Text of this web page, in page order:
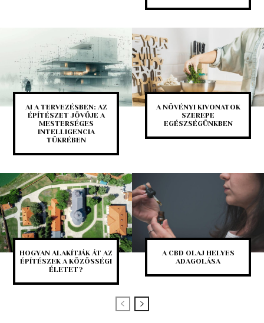
AI A TERVEZÉSBEN: AZ
ÉPÍTÉSZET JÖVŐJE A
MESTERSÉGES
INTELLIGENCIA
TÜKRÉBEN
A NÖVÉNYI KIVONATOK
SZEREPE
EGÉSZSÉGÜNKBEN
HOGYAN ALAKÍTJÁK ÁT AZ
ÉPÍTÉSZEK A KÖZÖSSÉGI
ÉLETET?
A CBD OLAJ HELYES
ADAGOLÁSA